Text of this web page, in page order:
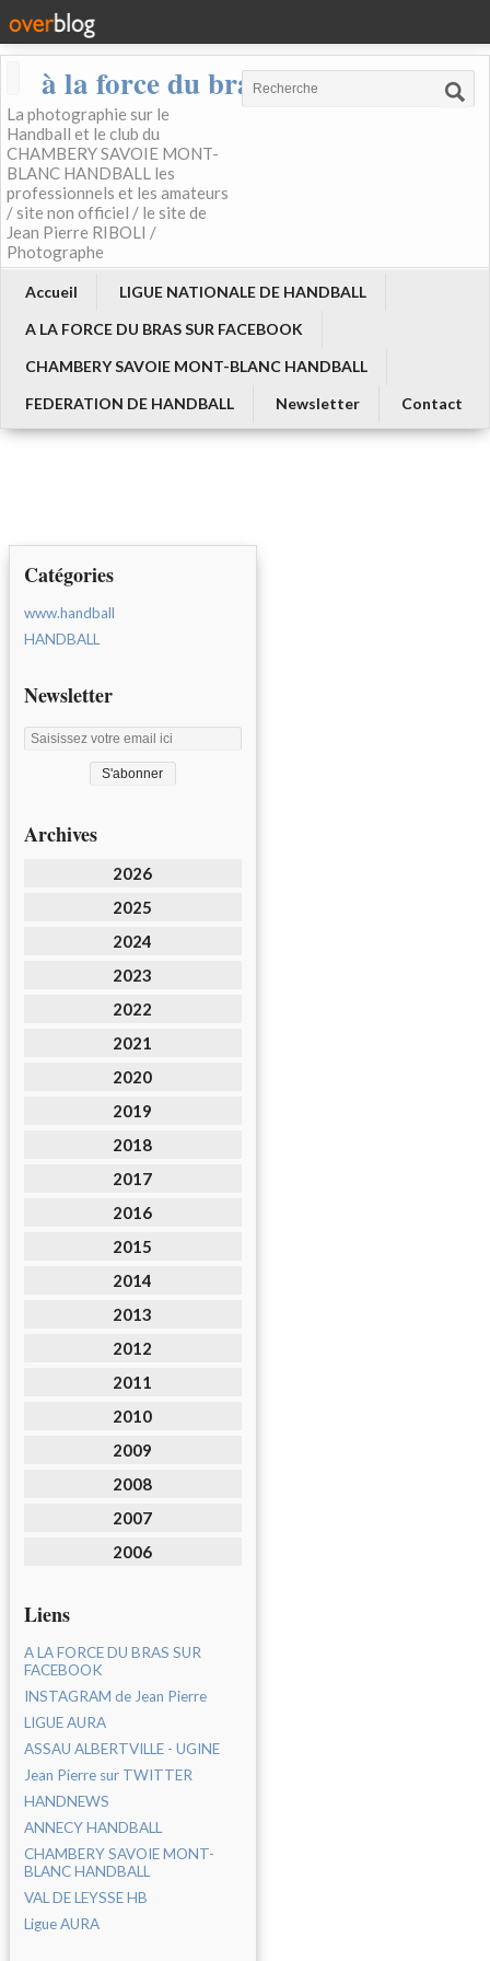
à la force du bras
La photographie sur le
Handball et le club du
CHAMBERY SAVOIE MONT-
BLANC HANDBALL les
professionnels et les amateurs
/ site non officiel / le site de
Jean Pierre RIBOLI /
Photographe
Accueil
LIGUE NATIONALE DE HANDBALL
A LA FORCE DU BRAS SUR FACEBOOK
CHAMBERY SAVOIE MONT-BLANC HANDBALL
FEDERATION DE HANDBALL
Newsletter Contact
Catégories
www.handball
HANDBALL
Newsletter
Archives
2026
2025
2024
2023
2022
2021
2020
2019
2018
2017
2016
2015
2014
2013
2012
2011
2010
2009
2008
2007
2006
Liens
A LA FORCE DU BRAS SUR
FACEBOOK
INSTAGRAM de Jean Pierre
LIGUE AURA
ASSAU ALBERTVILLE - UGINE
Jean Pierre sur TWITTER
HANDNEWS
ANNECY HANDBALL
CHAMBERY SAVOIE MONT-
BLANC HANDBALL
VAL DE LEYSSE HB
Ligue AURA